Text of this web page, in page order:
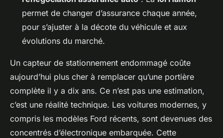
permet de changer d’assurance chaque année,
pour s’ajuster à la décote du véhicule et aux
évolutions du marché.
Un capteur de stationnement endommagé coûte
aujourd’hui plus cher à remplacer qu’une portière
complète il y a dix ans. Ce n’est pas une estimation,
c’est une réalité technique. Les voitures modernes, y
compris les modèles Ford récents, sont devenues des
concentrés d’électronique embarquée. Cette